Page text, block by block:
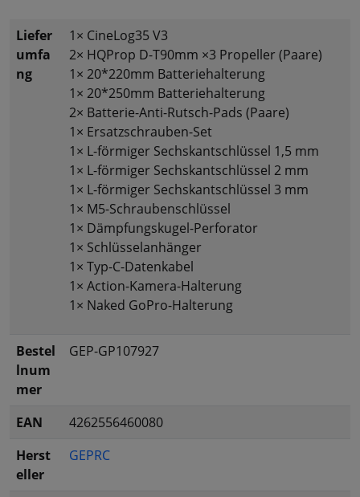
Liefer
umfa
ng
1× CineLog35 V3
2× HQProp D-T90mm ×3 Propeller (Paare)
1× 20*220mm Batteriehalterung
1× 20*250mm Batteriehalterung
2× Batterie-Anti-Rutsch-Pads (Paare)
1× Ersatzschrauben-Set
1× L-förmiger Sechskantschlüssel 1,5 mm
1× L-förmiger Sechskantschlüssel 2 mm
1× L-förmiger Sechskantschlüssel 3 mm
1× M5-Schraubenschlüssel
1× Dämpfungskugel-Perforator
1× Schlüsselanhänger
1× Typ-C-Datenkabel
1× Action-Kamera-Halterung
1× Naked GoPro-Halterung
Bestel
lnum
mer
GEP-GP107927
EAN
4262556460080
Herst
eller
GEPRC